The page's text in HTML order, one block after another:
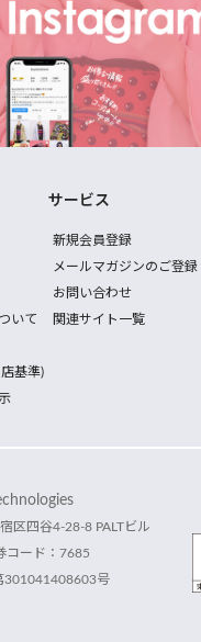
いて
基準)
サービス
新規会員登録
メールマガジンのご登録
お問い合わせ
関連サイト一覧
区四谷4-28-8 PALTビル
コード：7685
301041408603号